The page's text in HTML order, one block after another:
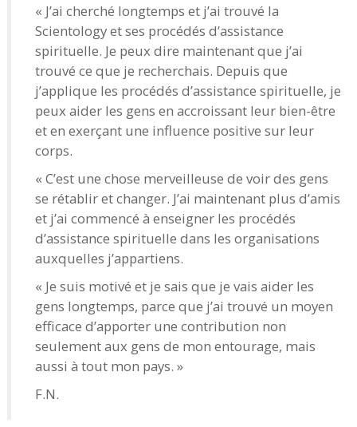
« J’ai cherché longtemps et j’ai trouvé la
Scientology et ses procédés d’assistance
spirituelle. Je peux dire maintenant que j’ai
trouvé ce que je recherchais. Depuis que
j’applique les procédés d’assistance spirituelle, je
peux aider les gens en accroissant leur bien-être
et en exerçant une influence positive sur leur
corps.
« C’est une chose merveilleuse de voir des gens
se rétablir et changer. J’ai maintenant plus d’amis
et j’ai commencé à enseigner les procédés
d’assistance spirituelle dans les organisations
auxquelles j’appartiens.
« Je suis motivé et je sais que je vais aider les
gens longtemps, parce que j’ai trouvé un moyen
efficace d’apporter une contribution non
seulement aux gens de mon entourage, mais
aussi à tout mon pays. »
F.N.